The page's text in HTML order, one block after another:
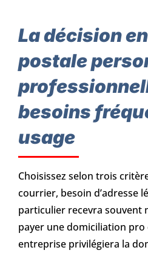
La décision
postale
besoins
usage
Choisissez selon trois
courrier, besoin d’adresse
particulier recevra souvent
payer une domiciliation pro
entreprise privilégiera la